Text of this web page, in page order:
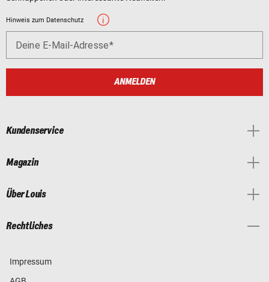
Hinweis zum Datenschutz
Deine E-Mail-Adresse
ANMELDEN
Kundenservice
Magazin
Über Louis
Rechtliches
Impressum